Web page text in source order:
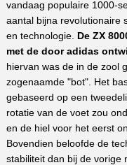
vandaag populaire 1000-
aantal bijna revolutionaire
en technologie. De ZX
met de door adidas
hiervan was de in de zool
zogenaamde "bot". Het
gebaseerd op een
rotatie van de voet zou
en de hiel voor het eerst
Bovendien beloofde de
stabiliteit dan bij de vorige